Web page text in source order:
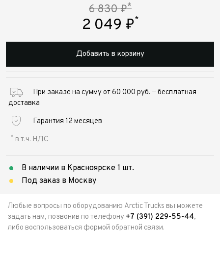
6 830₽*
2 049 ₽*
Добавить в корзину
При заказе на сумму от 60 000 руб. — бесплатная
доставка
Гарантия 12 месяцев
* в т.ч. НДС
В наличии в Красноярске 1 шт.
Под заказ в Москву
Любые вопросы по оборудованию Arctic Trucks вы можете
задать нам, позвонив по телефону +7 (391) 229-55-44,
либо воспользоваться формой обратной связи.